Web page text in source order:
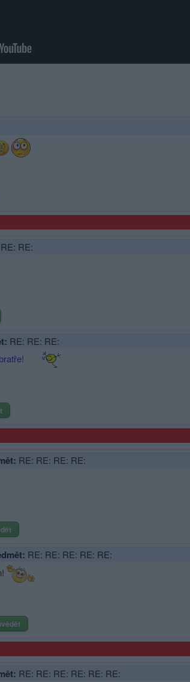
RE: RE:
RE: RE: RE:
RE: RE: RE: RE:
RE: RE: RE: RE: RE:
RE: RE: RE: RE: RE: RE: